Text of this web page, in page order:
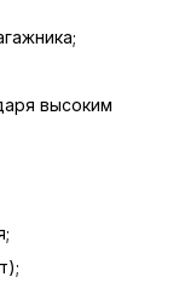
высоким